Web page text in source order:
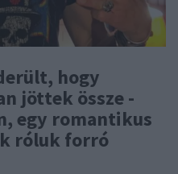
hogy
jöttek össze -
egy romantikus
róluk forró